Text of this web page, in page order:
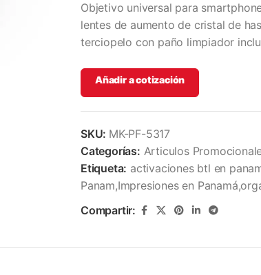
Objetivo universal para
lentes de aumento de cristal de
terciopelo con paño limpiador
Añadir a cotización
SKU: MK-PF-5317
Categorías: Articulos
Etiqueta: activaciones btl en
Panam,Impresiones en
Compartir: